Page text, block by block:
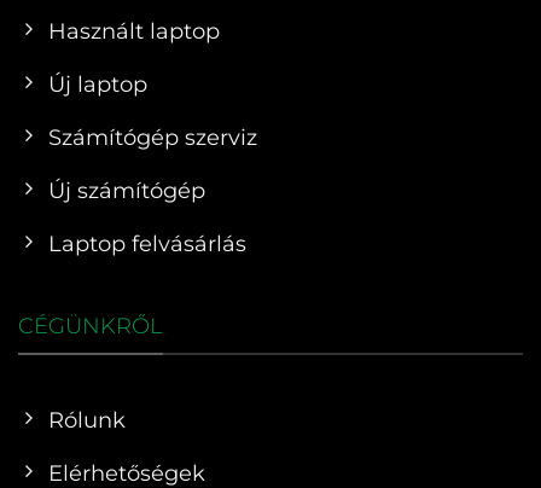
Használt laptop
Új laptop
Számítógép szerviz
Új számítógép
Laptop felvásárlás
CÉGÜNKRŐL
Rólunk
Elérhetőségek